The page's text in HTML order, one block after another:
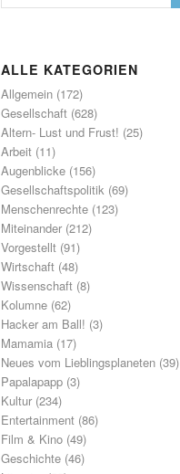
ALLE KATEGORIEN
Allgemein(172)
Gesellschaft(628)
Altern- Lust und Frust! (25)
Arbeit(11)
Augenblicke(156)
Gesellschaftspolitik(69)
Menschenrechte(123)
Miteinander(212)
Vorgestellt(91)
Wirtschaft(48)
Wissenschaft(8)
Kolumne(62)
Hacker am Ball! (3)
Mamamia(17)
Neues vom Lieblingsplaneten(39)
Papalapapp(3)
Kultur(234)
Entertainment(86)
Film & Kino(49)
Geschichte(46)